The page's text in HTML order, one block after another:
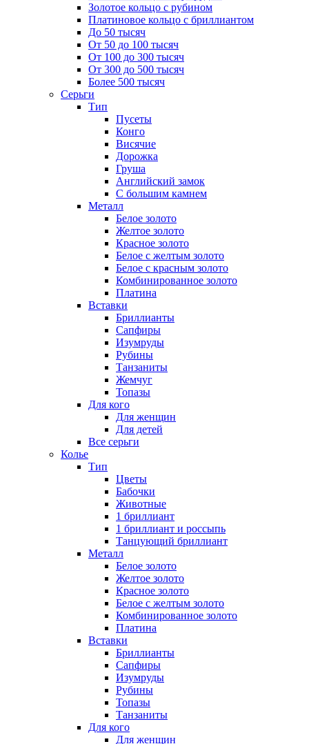
Золотое кольцо с рубином
Платиновое кольцо с бриллиантом
До 50 тысяч
От 50 до 100 тысяч
От 100 до 300 тысяч
От 300 до 500 тысяч
Более 500 тысяч
Серьги
Тип
Пусеты
Конго
Висячие
Дорожка
Груша
Английский замок
С большим камнем
Металл
Белое золото
Желтое золото
Красное золото
Белое с желтым золото
Белое с красным золото
Комбинированное золото
Платина
Вставки
Бриллианты
Сапфиры
Изумруды
Рубины
Танзаниты
Жемчуг
Топазы
Для кого
Для женщин
Для детей
Все серьги
Колье
Тип
Цветы
Бабочки
Животные
1 бриллиант
1 бриллиант и россыпь
Танцующий бриллиант
Металл
Белое золото
Желтое золото
Красное золото
Белое с желтым золото
Комбинированное золото
Платина
Вставки
Бриллианты
Сапфиры
Изумруды
Рубины
Топазы
Танзаниты
Для кого
Для женщин